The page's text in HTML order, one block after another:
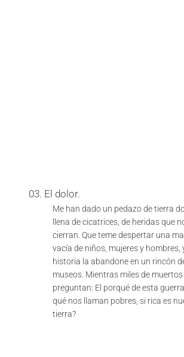
03. El dolor.
Me han dado un pedazo de tierra
llena de cicatrices, de heridas que
cierran. Que teme despertar una
vacía de niños, mujeres y hombres,
historia la abandone en un rincón
museos. Mientras miles de muertos
preguntan: El porqué de esta
qué nos llaman pobres, si rica es
tierra?